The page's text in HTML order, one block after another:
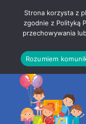
treści
strony
Strona korzysta z
zgodnie z Polityką
przechowywania
Rozumiem